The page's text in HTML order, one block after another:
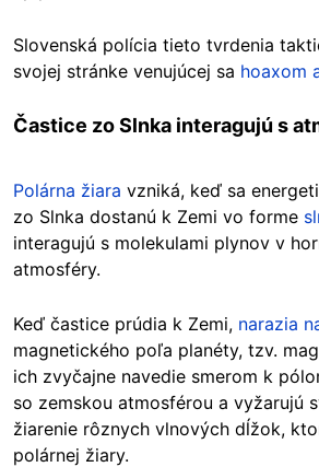
Slovenská polícia tieto tvrdenia
svojej stránke venujúcej sa hoaxom
Častice zo Slnka interagujú s
Polárna žiara vzniká, keď sa
zo Slnka dostanú k Zemi vo forme
interagujú s molekulami plynov v
atmosféry.
Keď častice prúdia k Zemi, narazia
magnetického poľa planéty, tzv.
ich zvyčajne navedie smerom k
so zemskou atmosférou a vyžarujú
žiarenie rôznych vlnových dĺžok,
polárnej žiary.